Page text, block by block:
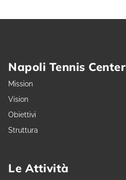
Napoli Tennis Center
Mission
Vision
Obiettivi
Struttura
Le Attività